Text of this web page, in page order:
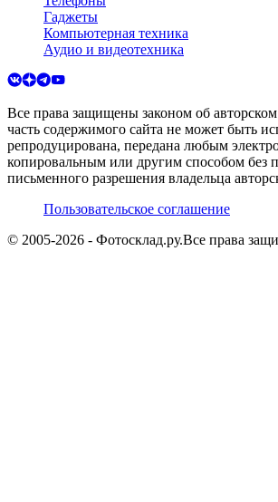
Гаджеты
Компьютерная техника
Аудио и видеотехника
Все права защищены законом об
часть содержимого сайта не может быть
репродуцирована, передана любым
копировальным или другим способом без
письменного разрешения владельца
Пользовательское соглашение
© 2005-2026 - Фотосклад.ру.Все права